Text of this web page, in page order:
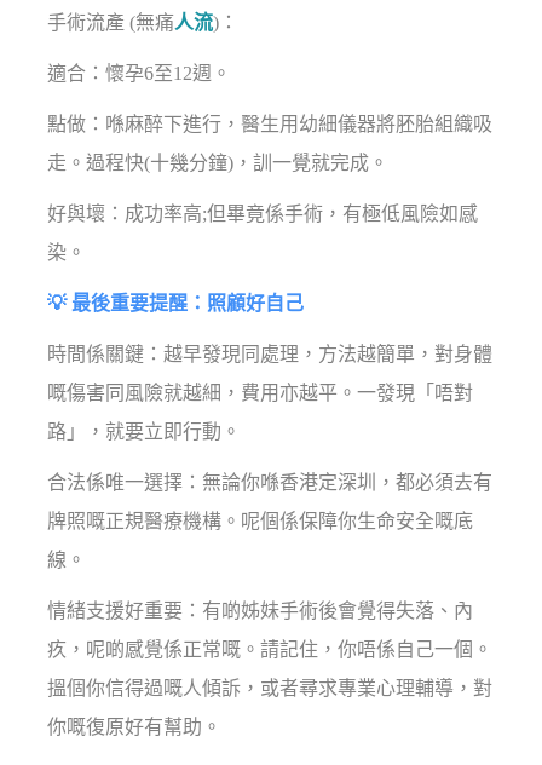
手術流產 (無痛人流)：
適合：懷孕6至12週。
點做：喺麻醉下進行，醫生用幼細儀器將胚胎組織吸
走。過程快(十幾分鐘)，訓一覺就完成。
好與壞：成功率高;但畢竟係手術，有極低風險如感
染。
💡 最後重要提醒：照顧好自己
時間係關鍵：越早發現同處理，方法越簡單，對身體
嘅傷害同風險就越細，費用亦越平。一發現「唔對
路」，就要立即行動。
合法係唯一選擇：無論你喺香港定深圳，都必須去有
牌照嘅正規醫療機構。呢個係保障你生命安全嘅底
線。
情緒支援好重要：有啲姊妹手術後會覺得失落、內
疚，呢啲感覺係正常嘅。請記住，你唔係自己一個。
搵個你信得過嘅人傾訴，或者尋求專業心理輔導，對
你嘅復原好有幫助。